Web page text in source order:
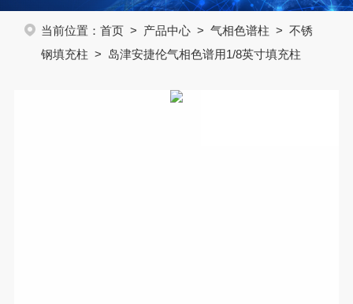
当前位置： 首页> 产品中心> 气相色谱柱 > 不锈
钢填充柱 > 岛津安捷伦气相色谱用1/8英寸填充柱